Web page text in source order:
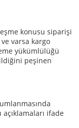
konusu siparişi
varsa kargo
yükümlülüğü
peşinen
açıklamaları ifade